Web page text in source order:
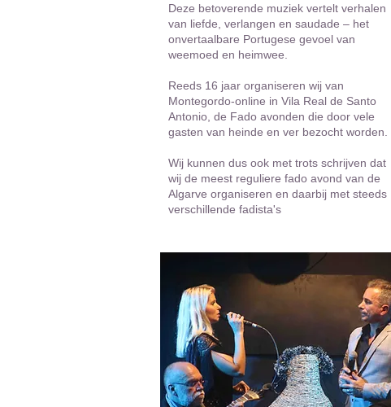
Deze betoverende muziek vertelt verhalen
van liefde, verlangen en saudade – het
onvertaalbare Portugese gevoel van
weemoed en heimwee.
Reeds 16 jaar organiseren wij van
Montegordo-online in Vila Real de Santo
Antonio, de Fado avonden die door vele
gasten van heinde en ver bezocht worden.
Wij kunnen dus ook met trots schrijven dat
wij de meest reguliere fado avond van de
Algarve organiseren en daarbij met steeds
verschillende fadista's